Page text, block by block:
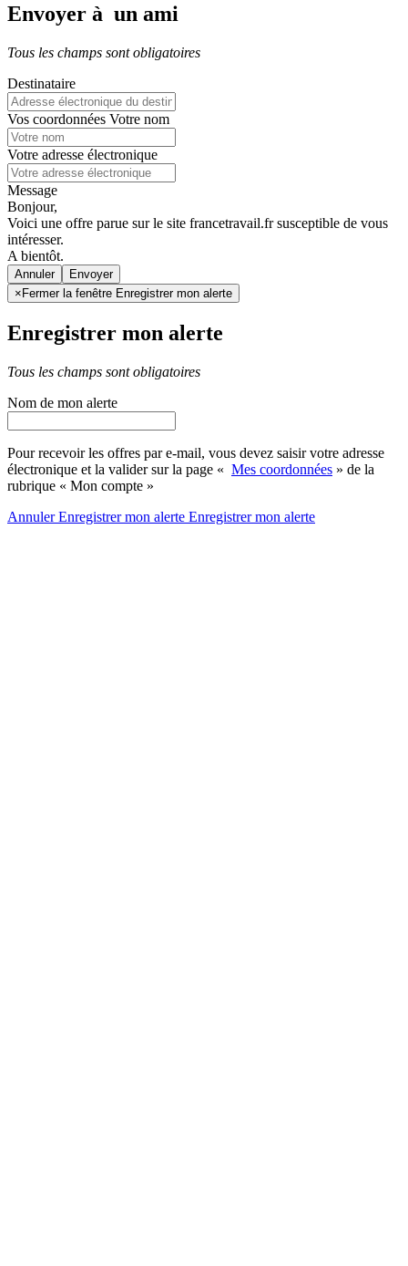
Envoyer à un ami
Tous les champs sont obligatoires
Destinataire
Vos coordonnées Votre nom
Votre adresse électronique
Message
Bonjour,
Voici une offre parue sur le site francetravail.fr susceptible de vous
intéresser.
A bientôt.
Annuler
× Fermer la fenêtre Enregistrer mon alerte
Enregistrer mon alerte
Tous les champs sont obligatoires
Nom de mon alerte
Pour recevoir les offres par e-mail, vous devez saisir votre adresse
électronique et la valider sur la page « Mes coordonnées » de la
rubrique « Mon compte »
AnnulerEnregistrer mon alerte Enregistrermon alerte